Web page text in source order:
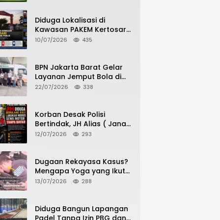
Diduga Lokalisasi di
Kawasan PAKEM Kertosari
Kembali Jadi Sorotan
10/07/2026 435
BPN Jakarta Barat Gelar
Layanan Jemput Bola di
Kantor Kecamatan Grogol
HGB ke SHM
22/07/2026 338
Korban Desak Polisi
Bertindak, JH Alias ( Jana
Haris) Diduga Berulang
12/07/2026 293
Dugaan Rekayasa Kasus?
Mengapa Yoga yang Ikut
Menangkap Pelaku
Tersangka?
13/07/2026 288
Diduga Bangun Lapangan
Padel Tanpa Izin PBG dan